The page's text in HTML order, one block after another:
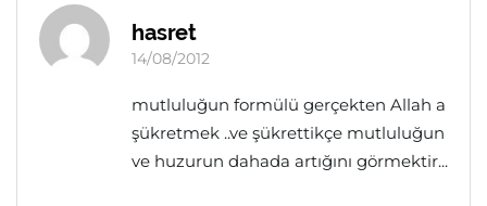
hasret
14/08/2012
mutluluğun formülü gerçekten Allah a
şükretmek ..ve şükrettikçe mutluluğun
ve huzurun dahada artığını görmektir...